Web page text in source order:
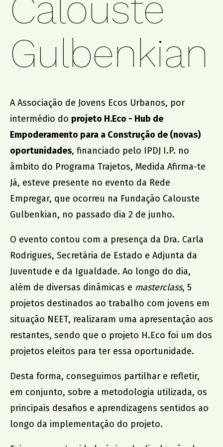
promoção institucional
Cidade no Jardim
Jantar de Solidariedade
Aniversário da Associação
parcerias
ACCL, Party Sleep Repeat
Comissão de Proteção de Crianças e Jovens SJM
Banco Alimentar Contra a Fome, Aveiro
DGRSP, Equipa Entre o Douro e Vouga
Rede Social SJM
Agrupamento de Escolas
Dr. Serafim Leite
Agrupamento de Escolas
Dr. João da Silva Correia
AMU
Gulbenkian
A Associação de Jovens Ecos Urbanos, por
intermédio do projeto H.Eco - Hub de
Empoderamento para a Construção de (novas)
oportunidades, financiado pelo IPDJ I.P. no
âmbito do Programa Trajetos, Medida Afirma-te
Já, esteve presente no evento da Rede
Empregar, que ocorreu na Fundação Calouste
Gulbenkian, no passado dia 2 de junho.
O evento contou com a presença da Dra. Carla
Rodrigues, Secretária de Estado e Adjunta da
Juventude e da Igualdade. Ao longo do dia,
além de diversas dinâmicas e masterclass, 5
projetos destinados ao trabalho com jovens em
situação NEET, realizaram uma apresentação aos
restantes, sendo que o projeto H.Eco foi um dos
projetos eleitos para ter essa oportunidade.
Desta forma, conseguimos partilhar e refletir,
em conjunto, sobre a metodologia utilizada, os
principais desafios e aprendizagens sentidos ao
longo da implementação do projeto.